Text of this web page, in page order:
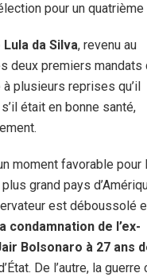
pour un quatrième
Lula da Silva, revenu au
deux premiers mandats
plusieurs reprises qu’il
était en bonne santé,
moment favorable pour
grand pays
est déboussolé
condamnation de l’ex-
Bolsonaro à 27 ans
De l’autre, la